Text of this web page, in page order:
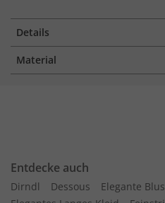
Details
Material
Entdecke auch
Dirndl Dessous
Elegante